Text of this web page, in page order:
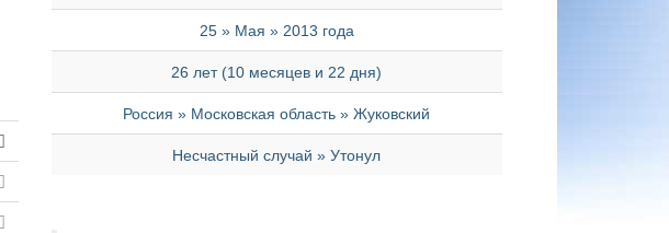
25 » Мая » 2013 года
26 лет (10 месяцев и 22 дня)
Россия » Московская область » Жуковский
Несчастный случай » Утонул